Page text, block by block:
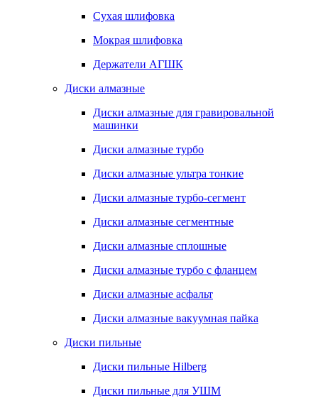
Сухая шлифовка
Мокрая шлифовка
Держатели АГШК
Диски алмазные
Диски алмазные для гравировальной
машинки
Диски алмазные турбо
Диски алмазные ультра тонкие
Диски алмазные турбо-сегмент
Диски алмазные сегментные
Диски алмазные сплошные
Диски алмазные турбо с фланцем
Диски алмазные асфальт
Диски алмазные вакуумная пайка
Диски пильные
Диски пильные Hilberg
Диски пильные для УШМ